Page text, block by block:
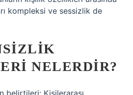
kompleksi ve sessizlik de
NELERDIR?
belirtileri: Kişilerarası